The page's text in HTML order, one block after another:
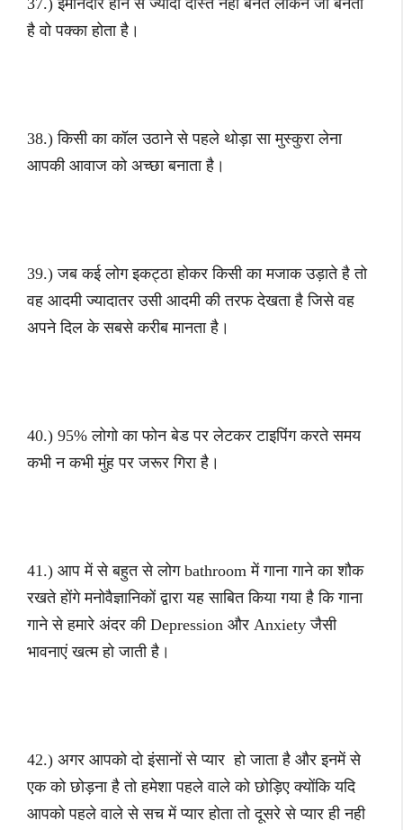
है वो पक्का होता है।
38.) किसी का कॉल उठाने से पहले थोड़ा सा मुस्कुरा लेना
आपकी आवाज को अच्छा बनाता है।
39.) जब कई लोग इकट्ठा होकर किसी का मजाक उड़ाते है तो
वह आदमी ज्यादातर उसी आदमी की तरफ देखता है जिसे वह
अपने दिल के सबसे करीब मानता है।
40.) 95% लोगो का फोन बेड पर लेटकर टाइपिंग करते समय
कभी न कभी मुंह पर जरूर गिरा है।
41.) आप में से बहुत से लोग bathroom में गाना गाने का शौक
रखते होंगे मनोवैज्ञानिकों द्वारा यह साबित किया गया है कि गाना
गाने से हमारे अंदर की Depression और Anxiety जैसी
भावनाएं खत्म हो जाती है।
42.) अगर आपको दो इंसानों से प्यार हो जाता है और इनमें से
एक को छोड़ना है तो हमेशा पहले वाले को छोड़िए क्योंकि यदि
आपको पहले वाले से सच में प्यार होता तो दूसरे से प्यार ही नही